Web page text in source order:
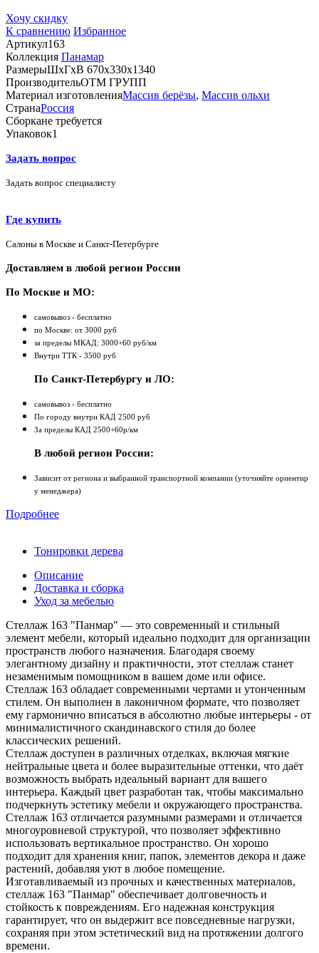
Хочу скидку
К сравнению Избранное
Артикул163
Коллекция Панамар
РазмерыШхГхВ 670х330х1340
ПроизводительОТМ ГРУПП
Материал изготовленияМассив берёзы, Массив ольхи
СтранаРоссия
Сборкане требуется
Упаковок1
Задать вопрос
Задать вопрос специалисту
Где купить
Салоны в Москве и Санкт-Петербурге
Доставляем в любой регион России
По Москве и МО:
самовывоз - бесплатно
по Москве: от 3000 руб
за пределы МКАД: 3000+60 руб/км
Внутри ТТК - 3500 руб
По Санкт-Петербургу и ЛО:
самовывоз - бесплатно
По городу внутри КАД 2500 руб
За пределы КАД 2500+60р/км
В любой регион России:
Зависит от региона и выбранной транспортной компании (уточняйте ориентир
у менеджера)
Подробнее
Тонировки дерева
Описание
Доставка и сборка
Уход за мебелью
Стеллаж 163 "Панмар" — это современный и стильный
элемент мебели, который идеально подходит для организации
пространств любого назначения. Благодаря своему
элегантному дизайну и практичности, этот стеллаж станет
незаменимым помощником в вашем домe или офисе.
Стеллаж 163 обладает современными чертами и утонченным
стилем. Он выполнен в лаконичном формате, что позволяет
ему гармонично вписаться в абсолютно любые интерьеры - от
минималистичного скандинавского стиля до более
классических решений.
Стеллаж доступен в различных отделках, включая мягкие
нейтральные цвета и более выразительные оттенки, что даёт
возможность выбрать идеальный вариант для вашего
интерьера. Каждый цвет разработан так, чтобы максимально
подчеркнуть эстетику мебели и окружающего пространства.
Стеллаж 163 отличается разумными размерами и отличается
многоуровневой структурой, что позволяет эффективно
использовать вертикальное пространство. Он хорошо
подходит для хранения книг, папок, элементов декора и даже
растений, добавляя уют в любое помещение.
Изготавливаемый из прочных и качественных материалов,
стеллаж 163 "Панмар" обеспечивает долговечность и
стойкость к повреждениям. Его надежная конструкция
гарантирует, что он выдержит все повседневные нагрузки,
сохраняя при этом эстетический вид на протяжении долгого
времени.